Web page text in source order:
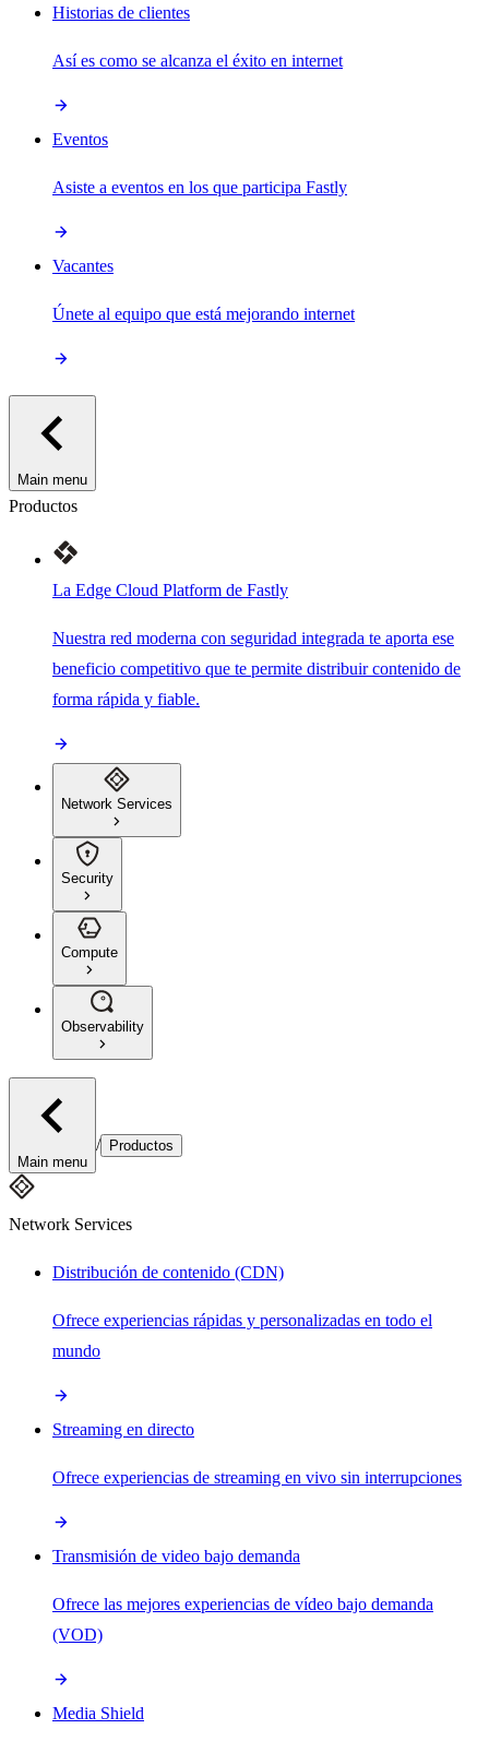
Historias de clientes
Así es como se alcanza el éxito en internet
Eventos
Asiste a eventos en los que participa Fastly
Vacantes
Únete al equipo que está mejorando internet
Main menu
Productos
La Edge Cloud Platform de Fastly
Nuestra red moderna con seguridad integrada te aporta ese
beneficio competitivo que te permite distribuir contenido de
forma rápida y fiable.
Network Services
Security
Compute
Observability
Main menu
/ Productos
Network Services
Distribución de contenido (CDN)
Ofrece experiencias rápidas y personalizadas en todo el
mundo
Streaming en directo
Ofrece experiencias de streaming en vivo sin interrupciones
Transmisión de video bajo demanda
Ofrece las mejores experiencias de vídeo bajo demanda
(VOD)
Media Shield